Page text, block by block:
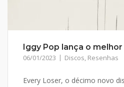
Iggy Pop lança o
06/01/2023 Discos, Resenhas
Every Loser, o décimo novo